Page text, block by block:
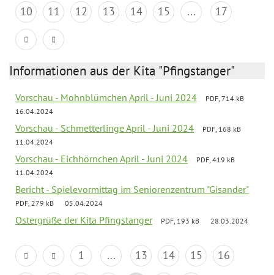
10
11 12 13 14 15 ... 17
Informationen aus der Kita "Pfingstanger"
Vorschau - Mohnblümchen April - Juni 2024
PDF, 714 kB
16.04.2024
Vorschau - Schmetterlinge April - Juni 2024
PDF, 168 kB
11.04.2024
Vorschau - Eichhörnchen April - Juni 2024
PDF, 419 kB
11.04.2024
Bericht - Spielevormittag im Seniorenzentrum "Gisander"
PDF, 279 kB 05.04.2024
Ostergrüße der Kita Pfingstanger PDF, 193 kB 28.03.2024
1 ... 13 14 15
16